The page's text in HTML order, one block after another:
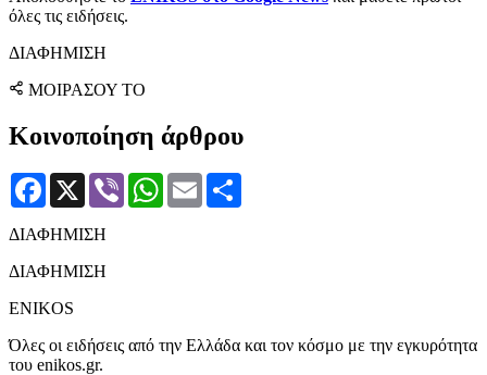
όλες τις ειδήσεις.
ΔΙΑΦΗΜΙΣΗ
ΜΟΙΡΑΣΟΥ ΤΟ
Κοινοποίηση άρθρου
Facebook
X Viber WhatsApp
Email
ΔΙΑΦΗΜΙΣΗ
ΔΙΑΦΗΜΙΣΗ
ENIKOS
Όλες οι ειδήσεις από την Ελλάδα και τον κόσμο με την εγκυρότητα
του enikos.gr.